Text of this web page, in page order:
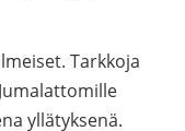
Tarkkoja
yllätyksenä.